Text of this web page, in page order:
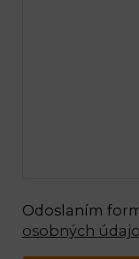
Odoslaním
osobných